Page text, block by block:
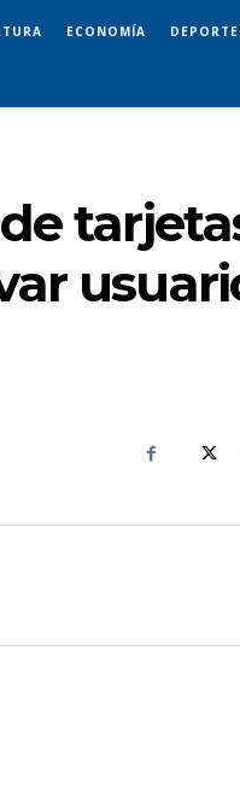
ECONOMÍA